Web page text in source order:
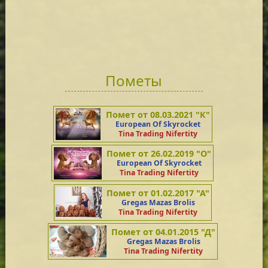
Пометы
Помет от 08.03.2021 "К"
European Of Skyrocket
Tina Trading Nifertity
Помет от 26.02.2019 "О"
European Of Skyrocket
Tina Trading Nifertity
Помет от 01.02.2017 "А"
Gregas Mazas Brolis
Tina Trading Nifertity
Помет от 04.01.2015 "Д"
Gregas Mazas Brolis
Tina Trading Nifertity